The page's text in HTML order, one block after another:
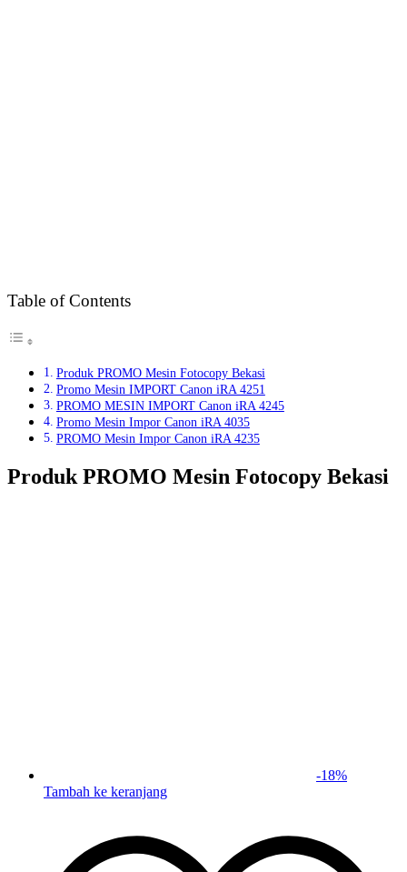
Table of Contents
Produk PROMO Mesin Fotocopy Bekasi
Promo Mesin IMPORT Canon iRA 4251
PROMO MESIN IMPORT Canon iRA 4245
Promo Mesin Impor Canon iRA 4035
PROMO Mesin Impor Canon iRA 4235
Produk PROMO Mesin Fotocopy Bekasi
-18%
Tambah ke keranjang